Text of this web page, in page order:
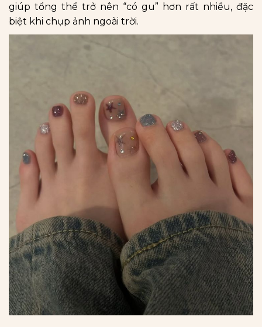
giúp tổng thể trở nên “có gu” hơn rất nhiều, đặc
biệt khi chụp ảnh ngoài trời.